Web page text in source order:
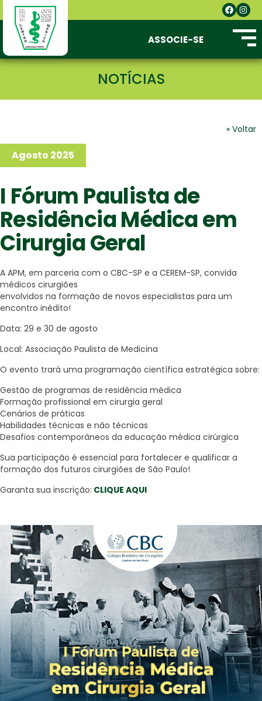
ASSOCIE-SE
NOTÍCIAS
« Voltar
Agosto 2025
I Fórum Paulista de
Residência Médica em
Cirurgia Geral
A APM, em parceria com o CBC-SP e a CEREM-SP, convida
médicos cirurgiões
envolvidos na formação de novos especialistas para um
encontro inédito!
Data: 29 e 30 de agosto
Local: Associação Paulista de Medicina
O evento trará uma programação científica estratégica sobre:
Gestão de programas de residência médica
Formação profissional em cirurgia geral
Cenários de práticas
Habilidades técnicas e não técnicas
Desafios contemporâneos da educação médica cirúrgica
Sua participação é essencial para fortalecer e qualificar a
formação dos futuros cirurgiões de São Paulo!
Garanta sua inscrição: CLIQUE AQUI